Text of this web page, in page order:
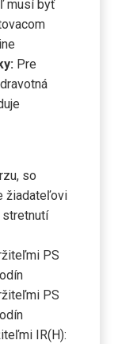
musí byť
Pre
so
žiadateľovi
PS
PS
IR(H):